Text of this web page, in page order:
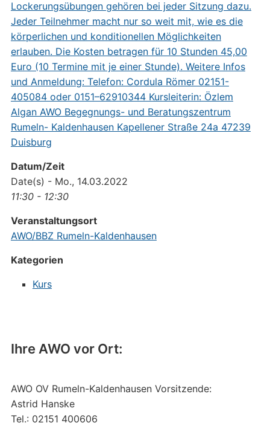
Ihre AWO vor Ort:
AWO OV Rumeln-Kaldenhausen Vorsitzende:
Astrid Hanske
Tel.: 02151 400606
Datum/Zeit
Date(s) - Mo., 14.03.2022
11:30 - 12:30
Veranstaltungsort
AWO/BBZ Rumeln-Kaldenhausen
Kategorien
Kurs